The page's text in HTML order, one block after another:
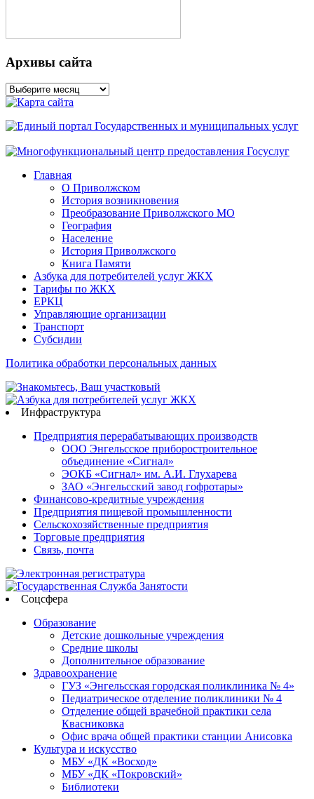
Архивы сайта
Архивы
сайта
Главная
О Приволжском
История возникновения
Преобразование Приволжского МО
География
Население
История Приволжского
Книга Памяти
Азбука для потребителей услуг ЖКХ
Тарифы по ЖКХ
ЕРКЦ
Управляющие организации
Транспорт
Субсидии
Политика обработки персональных данных
Инфраструктура
Предприятия перерабатывающих производств
ООО Энгельсское приборостроительное
объединение «Сигнал»
ЭОКБ «Сигнал» им. А.И. Глухарева
ЗАО «Энгельсский завод гофротары»
Финансово-кредитные учреждения
Предприятия пищевой промышленности
Сельскохозяйственные предприятия
Торговые предприятия
Связь, почта
Соцсфера
Образование
Детские дошкольные учреждения
Средние школы
Дополнительное образование
Здравоохранение
ГУЗ «Энгельсская городская поликлиника № 4»
Педиатрическое отделение поликлиники № 4
Отделение общей врачебной практики села
Квасниковка
Офис врача общей практики станции Анисовка
Культура и искусство
МБУ «ДК «Восход»
МБУ «ДК «Покровский»
Библиотеки